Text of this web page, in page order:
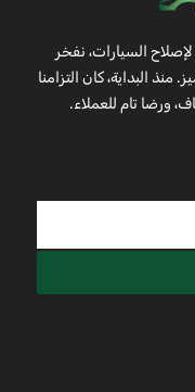
السيارات، نفخر
البداية، كان التزامنا
ورضا تام للعملاء.